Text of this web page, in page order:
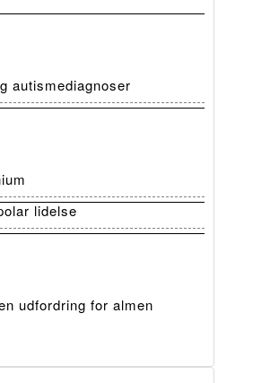
autismediagnoser
lidelse
udfordring for almen